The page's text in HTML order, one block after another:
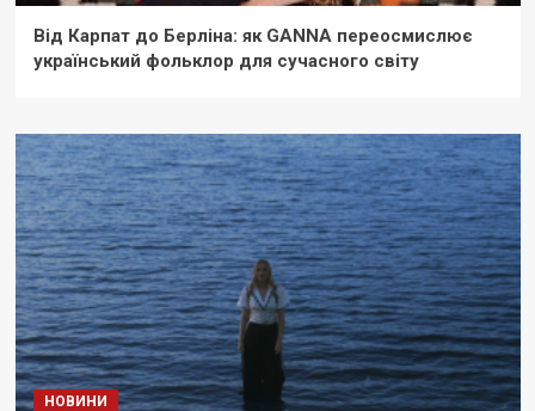
Від Карпат до Берліна: як GANNA переосмислює
український фольклор для сучасного світу
НОВИНИ